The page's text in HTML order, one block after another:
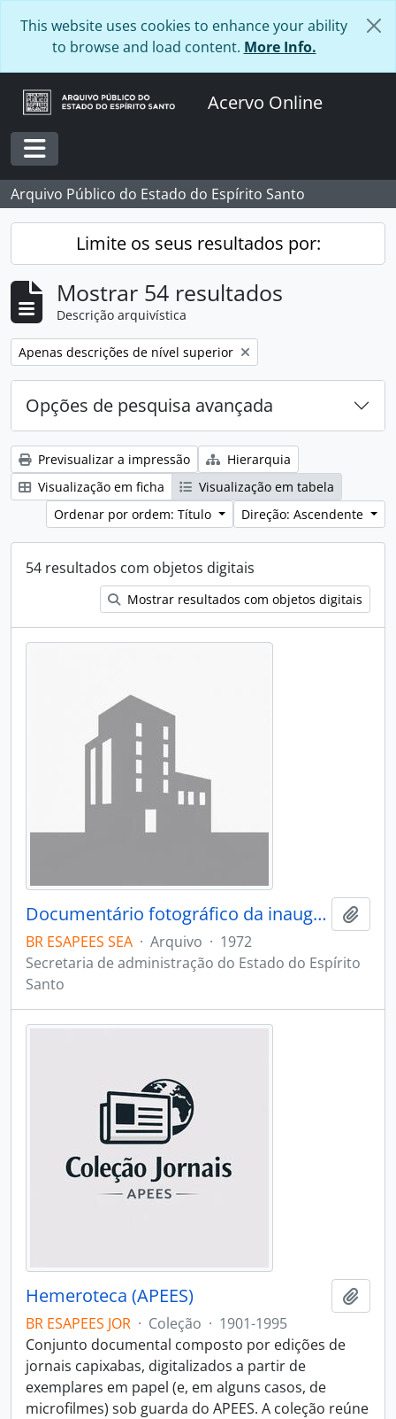
This website uses cookies to enhance your ability
to browse and load content. More Info.
Acervo Online
Toggle navigation
Arquivo Público do Estado do Espírito Santo
Limite os seus resultados por:
Mostrar 54 resultados
Descrição arquivística
Remover filtro:
Apenas descrições de nível superior
Opções de pesquisa avançada
Previsualizar a impressão
Hierarquia
Visualização em ficha
Visualização em tabela
Ordenar por ordem: Título
Direção: Ascendente
54 resultados com objetos digitais
Mostrar resultados com objetos digitais
Documentário fotográfico da inauguração da nova sede da secretaria de administração
BR ESAPEES SEA · Arquivo · 1972
Secretaria de administração do Estado do Espírito
Santo
Hemeroteca (APEES)
BR ESAPEES JOR · Coleção · 1901-1995
Conjunto documental composto por edições de
jornais capixabas, digitalizados a partir de
exemplares em papel (e, em alguns casos, de
microfilmes) sob guarda do APEES. A coleção reúne